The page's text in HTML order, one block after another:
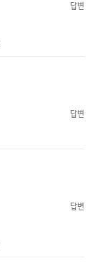
답변
답변
답변